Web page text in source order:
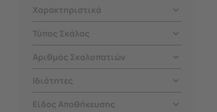
Χαρακτηριστικά
Τύπος Σκάλας
Αριθμός Σκαλοπατιών
Ιδιότητες
Είδος Αποθήκευσης